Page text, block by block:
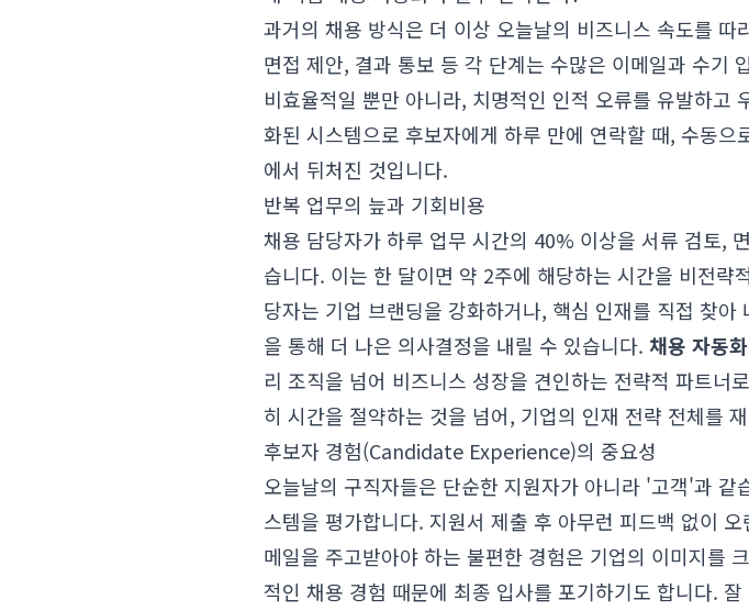
과거의 채용 방식은 더 이상 오늘날의 비즈니스 속도를
면접 제안, 결과 통보 등 각 단계는 수많은 이메일과 수기
비효율적일 뿐만 아니라, 치명적인 인적 오류를 유발하고
화된 시스템으로 후보자에게 하루 만에 연락할 때, 수동
에서 뒤처진 것입니다.
반복 업무의 늪과 기회비용
채용 담당자가 하루 업무 시간의 40% 이상을 서류 검토,
습니다. 이는 한 달이면 약 2주에 해당하는 시간을 비전
당자는 기업 브랜딩을 강화하거나, 핵심 인재를 직접 찾
을 통해 더 나은 의사결정을 내릴 수 있습니다. 채용 자동화
리 조직을 넘어 비즈니스 성장을 견인하는 전략적 파트너
히 시간을 절약하는 것을 넘어, 기업의 인재 전략 전체를
후보자 경험(Candidate Experience)의 중요성
오늘날의 구직자들은 단순한 지원자가 아니라 '고객'과
스템을 평가합니다. 지원서 제출 후 아무런 피드백 없이
메일을 주고받아야 하는 불편한 경험은 기업의 이미지를
적인 채용 경험 때문에 최종 입사를 포기하기도 합니다. 잘